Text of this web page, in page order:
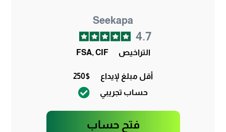
Seekapa
4.7
التراخيص FSA, CIF
أقل مبلغ لإيداع
250$
حساب تجريبي
فتح حساب